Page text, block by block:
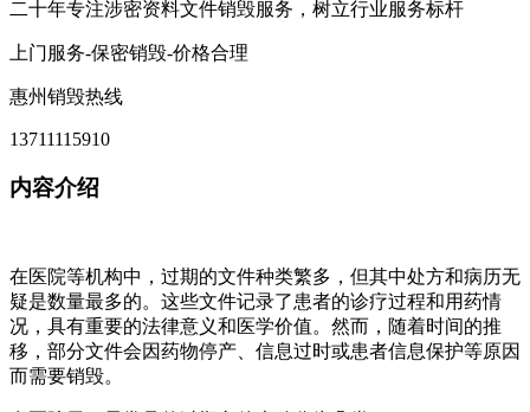
二十年专注涉密资料文件销毁服务，树立行业服务标杆
上门服务-保密销毁-价格合理
惠州销毁热线
13711115910
内容介绍
在医院等机构中，过期的文件种类繁多，但其中处方和病历无
疑是数量最多的。这些文件记录了患者的诊疗过程和用药情
况，具有重要的法律意义和医学价值。然而，随着时间的推
移，部分文件会因药物停产、信息过时或患者信息保护等原因
而需要销毁。